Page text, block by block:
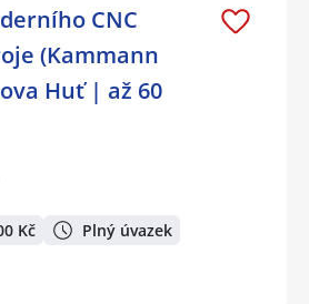
CNC
(Kammann
Huť | až 60
Kč Plný úvazek